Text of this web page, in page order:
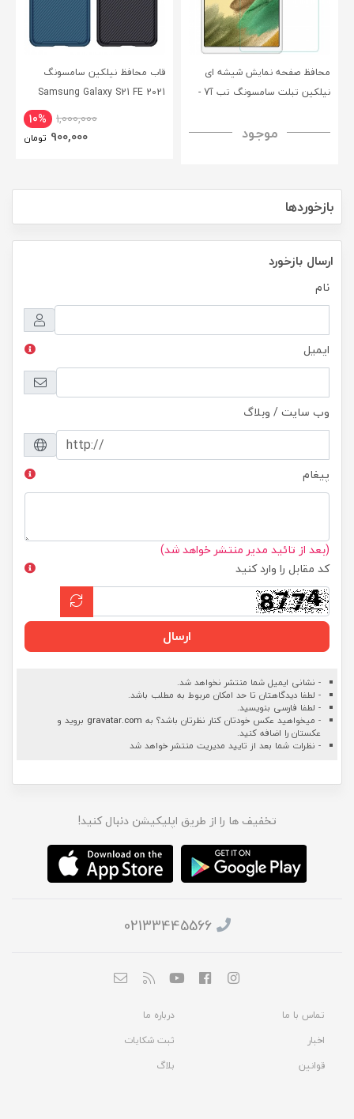
محافظ صفحه نمایش شیشه ای
نیلکین تبلت سامسونگ تب آ7 -
H+ Anti-explosion Tempered
موجود
قاب محافظ نیلکین سامسونگ
Samsung Galaxy S21 FE 2021
10% 1,000,000
900,000 تومان
بازخوردها
ارسال بازخورد
نام
ایمیل
وب سایت / وبلاگ
پیغام
(بعد از تائید مدیر منتشر خواهد شد)
کد مقابل را وارد کنید
ارسال
- نشانی ایمیل شما منتشر نخواهد شد.
- لطفا دیدگاهتان تا حد امکان مربوط به مطلب باشد.
- لطفا فارسی بنویسید.
- میخواهید عکس خودتان کنار نظرتان باشد؟ به gravatar.com بروید و
عکستان را اضافه کنید.
- نظرات شما بعد از تایید مدیریت منتشر خواهد شد
تخفیف ها را از طریق اپلیکیشن دنبال کنید!
02133445566
تماس با ما
درباره ما
اخبار
ثبت شکایات
قوانین
بلاگ